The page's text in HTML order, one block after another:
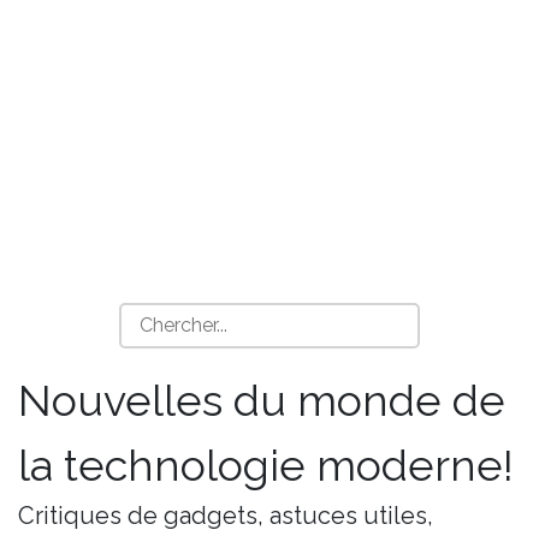
Nouvelles du monde de
la technologie moderne!
Critiques de gadgets, astuces utiles,